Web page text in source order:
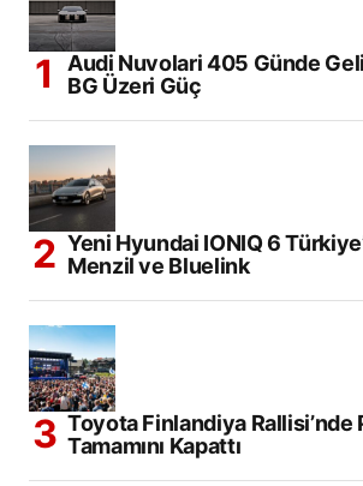
Audi Nuvolari 405 Günde
BG Üzeri Güç
Yeni Hyundai IONIQ 6
Menzil ve Bluelink
Toyota Finlandiya Rallisi’nde
Tamamını Kapattı